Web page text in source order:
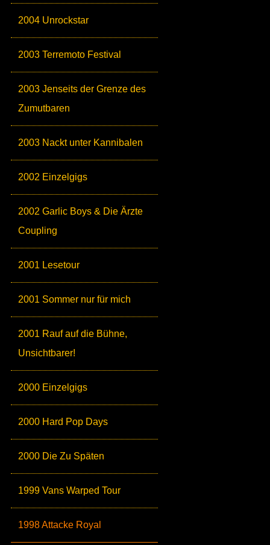
2004 Unrockstar
2003 Terremoto Festival
2003 Jenseits der Grenze des
Zumutbaren
2003 Nackt unter Kannibalen
2002 Einzelgigs
2002 Garlic Boys & Die Ärzte
Coupling
2001 Lesetour
2001 Sommer nur für mich
2001 Rauf auf die Bühne,
Unsichtbarer!
2000 Einzelgigs
2000 Hard Pop Days
2000 Die Zu Späten
1999 Vans Warped Tour
1998 Attacke Royal